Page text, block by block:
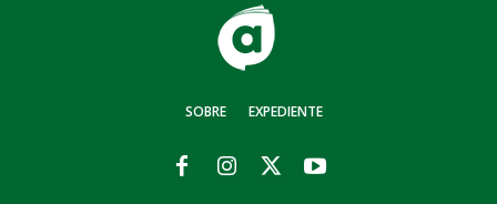
SOBRE EXPEDIENTE